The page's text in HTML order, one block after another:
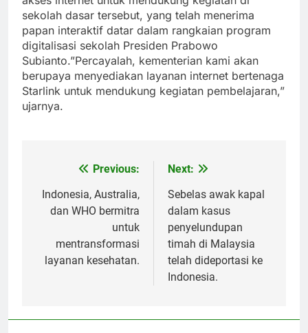
sekolah dasar tersebut, yang telah menerima
papan interaktif datar dalam rangkaian program
digitalisasi sekolah Presiden Prabowo
Subianto.”Percayalah, kementerian kami akan
berupaya menyediakan layanan internet bertenaga
Starlink untuk mendukung kegiatan pembelajaran,”
ujarnya.
navigation
Previous:
Indonesia, Australia,
dan WHO bermitra
untuk
mentransformasi
layanan kesehatan.
Next:
Sebelas awak kapal
dalam kasus
penyelundupan
timah di Malaysia
telah dideportasi ke
Indonesia.